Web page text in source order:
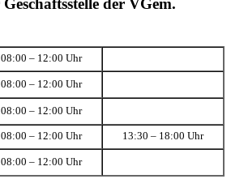
der VGem.
08:00 – 12:00 Uhr
08:00 – 12:00 Uhr
08:00 – 12:00 Uhr
08:00 – 12:00 Uhr 13:30 – 18:00 Uhr
08:00 – 12:00 Uhr